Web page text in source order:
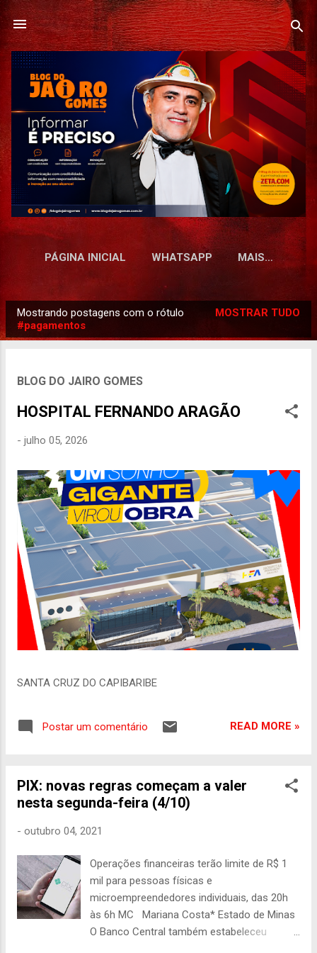
Pular para o conteúdo principal
PÁGINA INICIAL WHATSAPP MAIS…
o
Mostrando postagens com o rótulo
#pagamentos
MOSTRAR TUDO
BLOG DO JAIRO GOMES
HOSPITAL FERNANDO ARAGÃO
- julho 05, 2026
SANTA CRUZ DO CAPIBARIBE
Postar um comentário READ MORE »
PIX: novas regras começam a valer
nesta segunda-feira (4/10)
- outubro 04, 2021
Operações financeiras terão limite de R$ 1
mil para pessoas físicas e
microempreendedores individuais, das 20h
às 6h MC Mariana Costa* Estado de Minas
O Banco Central também estabeleceu